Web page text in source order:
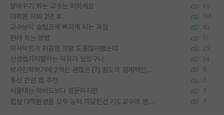
말바꾸기 하는 교수는 피하세요 56
대학원 자퇴 2년 후 114
교수님이 슬럼프에 빠지게 되는 과정 42
편애 하는 방법 17
이사이트가 처음엔 정말 도움많이됐는데 25
신생랩가지말라는 이유가 있었구나 24
박사진학하기에 2억은 괜찮은 (?) 정도의 경제력인가요 9
통신 관련 랩 추천 3
서울대는 하버드보다 명문이지만 7
랩실 대학원생들 모두 능력 미달인건 지도교수의 영향 아닌가? 7